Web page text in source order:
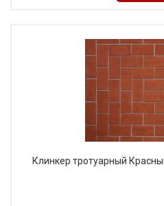
Клинкер тротуарный